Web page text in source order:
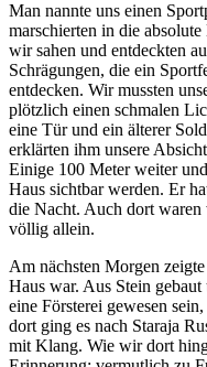
Man nannte uns einen
marschierten in die
wir sahen und entdeckten
Schrägungen, die ein
entdecken. Wir mussten
plötzlich einen schmalen
eine Tür und ein älterer
erklärten ihm unsere
Einige 100 Meter weiter
Haus sichtbar werden. Er
die Nacht. Auch dort waren
völlig allein.
Am nächsten Morgen zeigte
Haus war. Aus Stein
eine Försterei gewesen
dort ging es nach Staraja
mit Klang. Wie wir dort